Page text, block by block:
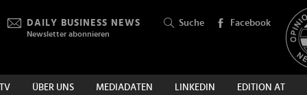
DAILY BUSINESS NEWS
Newsletter abonnieren
Suche Facebook
ÜBER UNS MEDIADATEN LINKEDIN EDITION AT